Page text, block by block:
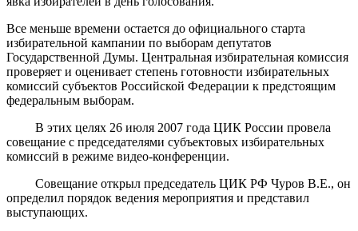
Все меньше времени остается до официального старта
избирательной кампании по выборам депутатов
Государственной Думы. Центральная избирательная комиссия
проверяет и оценивает степень готовности избирательных
комиссий субъектов Российской Федерации к предстоящим
федеральным выборам.
В этих целях 26 июля 2007 года ЦИК России провела
совещание с председателями субъектовых избирательных
комиссий в режиме видео-конференции.
Совещание открыл председатель ЦИК РФ Чуров В.Е., он
определил порядок ведения мероприятия и представил
выступающих.